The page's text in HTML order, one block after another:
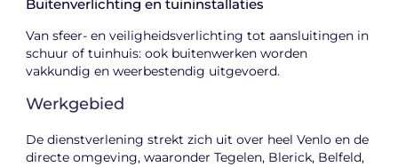
Buitenverlichting en tuininstallaties
Van sfeer- en veiligheidsverlichting tot aansluitingen in
schuur of tuinhuis: ook buitenwerken worden
vakkundig en weerbestendig uitgevoerd.
Werkgebied
De dienstverlening strekt zich uit over heel Venlo en de
directe omgeving, waaronder Tegelen, Blerick, Belfeld,